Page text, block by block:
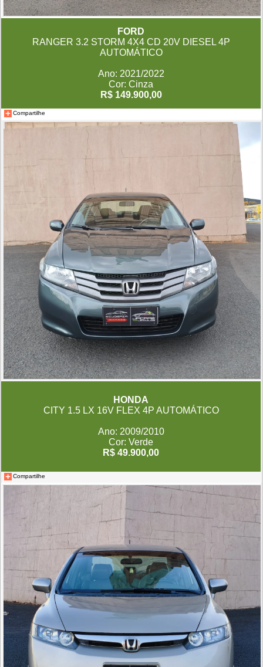
FORD
RANGER 3.2 STORM 4X4 CD 20V DIESEL 4P
AUTOMÁTICO
Ano: 2021/2022
Cor: Cinza
R$ 149.900,00
Compartilhe
HONDA
CITY 1.5 LX 16V FLEX 4P AUTOMÁTICO
Ano: 2009/2010
Cor: Verde
R$ 49.900,00
Compartilhe